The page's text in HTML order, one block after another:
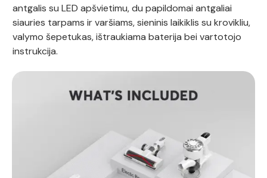
antgalis su LED apšvietimu, du papildomai antgaliai
siauries tarpams ir varšiams, sieninis laikiklis su krovikliu,
valymo šepetukas, ištraukiama baterija bei vartotojo
instrukcija.